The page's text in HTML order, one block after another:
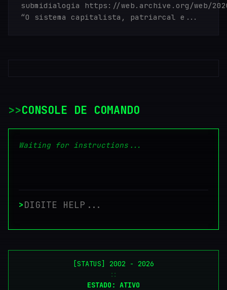
submidialogia https://web.archive.org/web/
“O sistema capitalista, patriarcal e...
>CONSOLE DE COMANDO
Waiting for instructions...
>
[STATUS] 2002 - 2026
::
ESTADO: ATIVO